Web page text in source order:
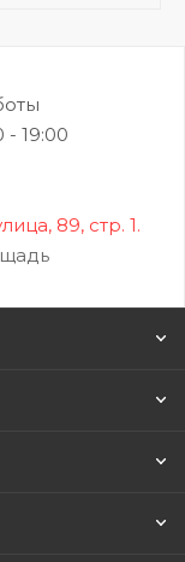
- 19:00
89, стр. 1.